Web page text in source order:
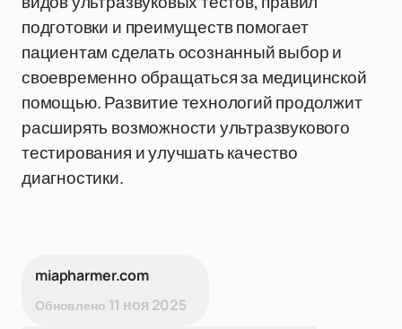
подготовки и преимуществ помогает
пациентам сделать осознанный выбор и
своевременно обращаться за медицинской
помощью. Развитие технологий продолжит
расширять возможности ультразвукового
тестирования и улучшать качество
диагностики.
miapharmer.com
Обновлено 11 ноя 2025